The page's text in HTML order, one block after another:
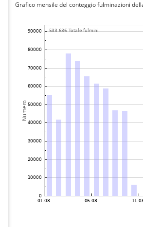
Grafico mensile del conteggio fulminazioni